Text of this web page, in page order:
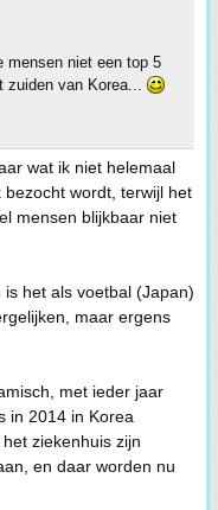
mensen niet een top 5
zuiden van Korea...
wat ik niet helemaal
wordt, terwijl het
mensen blijkbaar niet
het als voetbal (Japan)
maar ergens
met ieder jaar
in 2014 in Korea
ziekenhuis zijn
en daar worden nu